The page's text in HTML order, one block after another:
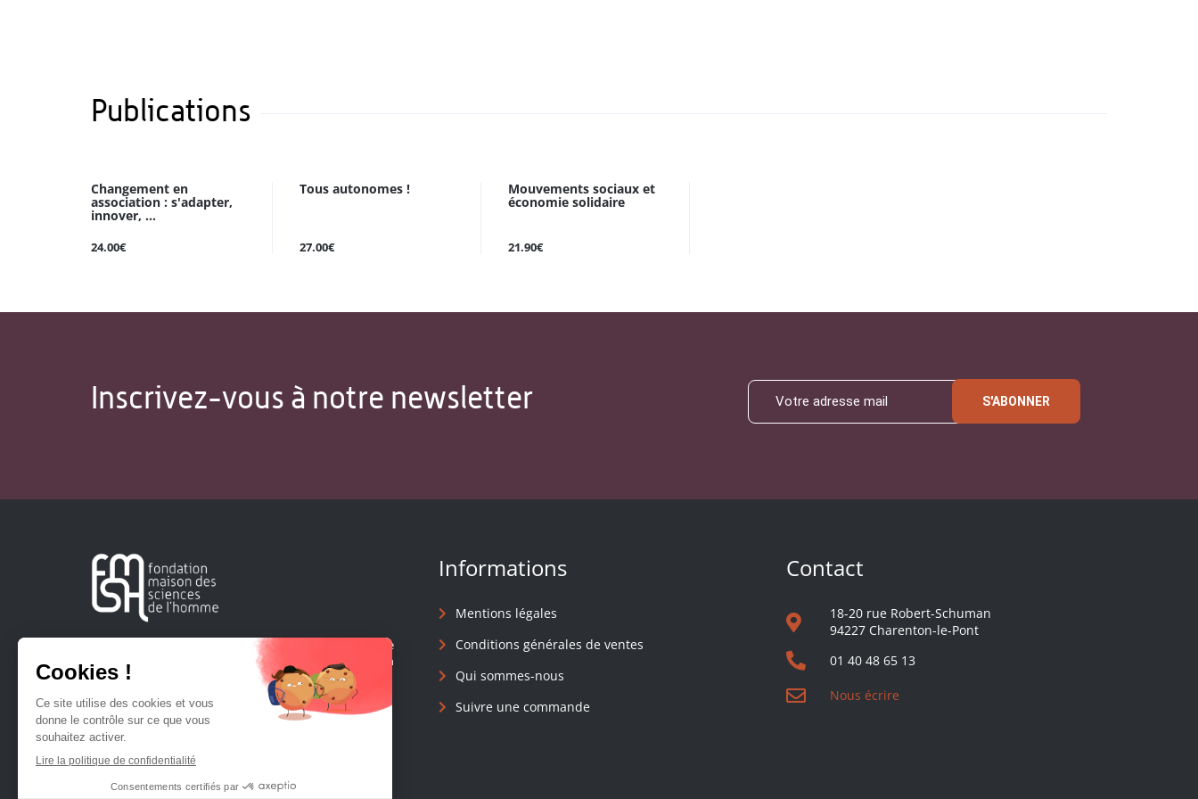
Publications
Changement en
association : s'adapter,
innover, ...
24.00€
Tous autonomes !
27.00€
Mouvements sociaux et
économie solidaire
21.90€
Inscrivez-vous à notre newsletter S'ABONNER
Créée en 1963, la Fondation Maison Sciences de l'Homme
soutient la recherche et la diffusion des connaissances en
sciences humaines et sociales.
Informations
Mentions légales
Conditions générales de ventes
Qui sommes-nous
Suivre une commande
Contact
18-20 rue Robert-Schuman
94227 Charenton-le-Pont
01 40 48 65 13
Nous écrire